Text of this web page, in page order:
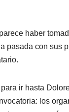
haber
pasada con sus
ir hasta
los